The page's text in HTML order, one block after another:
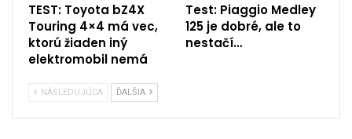
TEST: Toyota bZ4X
Touring 4×4 má vec,
ktorú žiaden iný
elektromobil nemá
Test: Piaggio Medley
125 je dobré, ale to
nestačí…
NÁSLEDUJÚCA ĎALŠIA